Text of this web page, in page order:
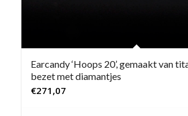
Earcandy ‘Hoops 20’, gemaakt van
bezet met diamantjes
€271,07